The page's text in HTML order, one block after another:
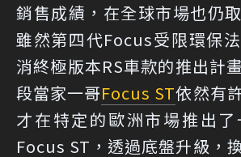
銷售成績，在全球市場也仍
雖然第四代Focus受限環保
消終極版本RS車款的推出計
段當家一哥Focus ST依然有
才在特定的歐洲市場推出
Focus ST，透過底盤升級，